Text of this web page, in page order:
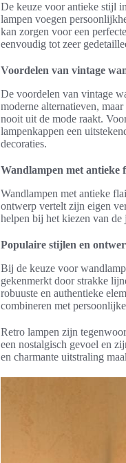
De keuze voor antieke stijl
lampen voegen
kan zorgen voor een
eenvoudig tot zeer
Voordelen van vintage
De voordelen van vintage
moderne alternatieven,
nooit uit de mode raakt.
lampenkappen een
decoraties.
Wandlampen met antieke
Wandlampen met antieke
ontwerp vertelt zijn eigen
helpen bij het kiezen van
Populaire stijlen en
Bij de keuze voor
gekenmerkt door strakke
robuuste en authentieke
combineren met
Retro lampen zijn
een nostalgisch gevoel en
en charmante uitstraling